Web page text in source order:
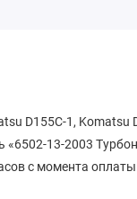
D155C-1,
13-2003
с момента